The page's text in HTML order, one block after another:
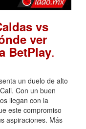
vs
ver
BetPlay.
un duelo de alto
Con un buen
llegan con la
este compromiso
aspiraciones. Más